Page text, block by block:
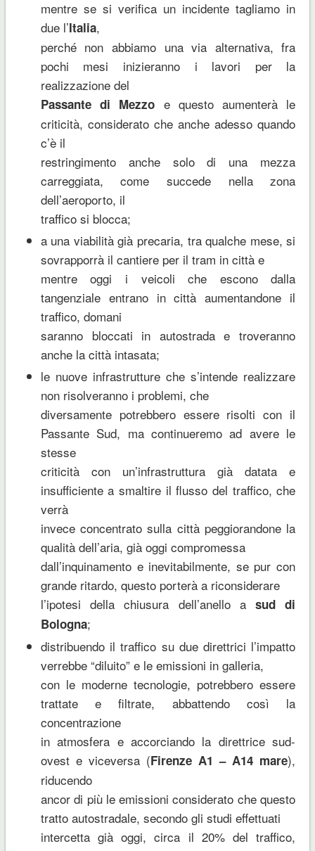
mentre se si verifica un incidente tagliamo in
due l’Italia,
perché non abbiamo una via alternativa, fra
pochi mesi inizieranno i lavori per la
realizzazione del
Passante di Mezzo e questo aumenterà le
criticità, considerato che anche adesso quando
c’è il
restringimento anche solo di una mezza
carreggiata, come succede nella zona
dell’aeroporto, il
traffico si blocca;
a una viabilità già precaria, tra qualche mese, si
sovrapporrà il cantiere per il tram in città e
mentre oggi i veicoli che escono dalla
tangenziale entrano in città aumentandone il
traffico, domani
saranno bloccati in autostrada e troveranno
anche la città intasata;
le nuove infrastrutture che s’intende realizzare
non risolveranno i problemi, che
diversamente potrebbero essere risolti con il
Passante Sud, ma continueremo ad avere le
stesse
criticità con un’infrastruttura già datata e
insufficiente a smaltire il flusso del traffico, che
verrà
invece concentrato sulla città peggiorandone la
qualità dell’aria, già oggi compromessa
dall’inquinamento e inevitabilmente, se pur con
grande ritardo, questo porterà a riconsiderare
l’ipotesi della chiusura dell’anello a sud di
Bologna;
distribuendo il traffico su due direttrici l’impatto
verrebbe “diluito” e le emissioni in galleria,
con le moderne tecnologie, potrebbero essere
trattate e filtrate, abbattendo così la
concentrazione
in atmosfera e accorciando la direttrice sud-
ovest e viceversa (Firenze A1 – A14 mare),
riducendo
ancor di più le emissioni considerato che questo
tratto autostradale, secondo gli studi effettuati
intercetta già oggi, circa il 20% del traffico,